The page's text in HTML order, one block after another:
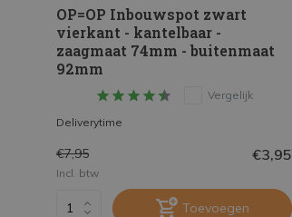
OP=OP Inbouwspot zwart
vierkant - kantelbaar -
zaagmaat 74mm - buitenmaat
92mm
Vergelijk
Deliverytime
€7,95 €3,95
Incl. btw
Toevoegen